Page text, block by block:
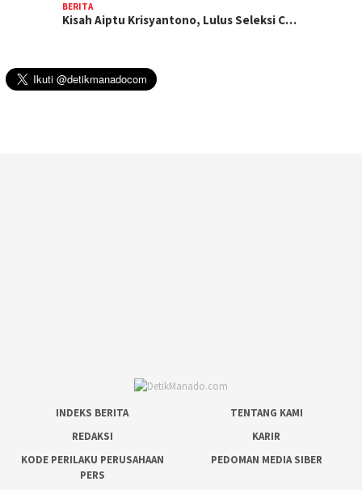
BERITA
Kisah Aiptu Krisyantono, Lulus Seleksi C…
INDEKS BERITA
TENTANG KAMI
REDAKSI
KARIR
KODE PERILAKU PERUSAHAAN
PERS
PEDOMAN MEDIA SIBER